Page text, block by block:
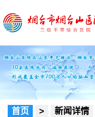
首页 > 新闻详情